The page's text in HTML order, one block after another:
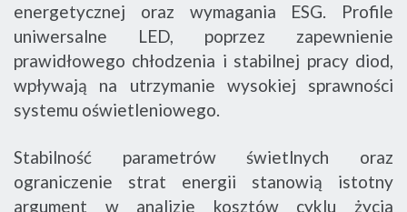
energetycznej oraz wymagania ESG. Profile
uniwersalne LED, poprzez zapewnienie
prawidłowego chłodzenia i stabilnej pracy diod,
wpływają na utrzymanie wysokiej sprawności
systemu oświetleniowego.
Stabilność parametrów świetlnych oraz
ograniczenie strat energii stanowią istotny
argument w analizie kosztów cyklu życia